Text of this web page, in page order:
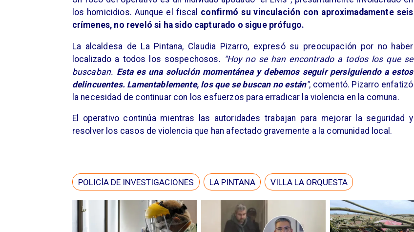
los homicidios. Aunque el fiscal confirmó su vinculación con aproximadamente seis
crímenes, no reveló si ha sido capturado o sigue prófugo.
La alcaldesa de La Pintana, Claudia Pizarro, expresó su preocupación por no haber
localizado a todos los sospechosos. "Hoy no se han encontrado a todos los que se
buscaban. Esta es una solución momentánea y debemos seguir persiguiendo a estos
delincuentes. Lamentablemente, los que se buscan no están", comentó. Pizarro enfatizó
la necesidad de continuar con los esfuerzos para erradicar la violencia en la comuna.
El operativo continúa mientras las autoridades trabajan para mejorar la seguridad y
resolver los casos de violencia que han afectado gravemente a la comunidad local.
POLICÍA DE INVESTIGACIONES LA PINTANA VILLA LA ORQUESTA